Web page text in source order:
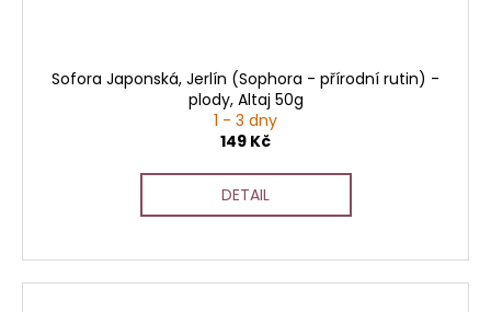
Sofora Japonská, Jerlín (Sophora - přírodní rutin) -
plody, Altaj 50g
1 - 3 dny
149 Kč
DETAIL